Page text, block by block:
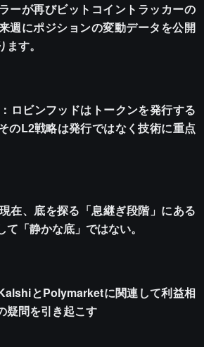
ーが再びビットコイントラッカーの
週にポジションの変動データを公開
す。
ロビンフッドはトークンを発行する
のL2戦略は発行ではなく技術に重点
在、底を探る「息継ぎ段階」にある
て「静かな底」ではない。
とPolymarketに関連して利益相
疑問を引き起こす